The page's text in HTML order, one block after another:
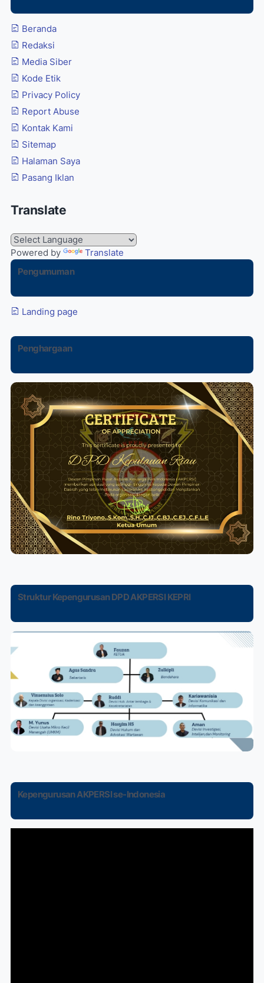
Beranda
Redaksi
Media Siber
Kode Etik
Privacy Policy
Report Abuse
Kontak Kami
Sitemap
Halaman Saya
Pasang Iklan
Translate
Powered by
Translate
Pengumuman
Landing page
Penghargaan
Struktur Kepengurusan DPD AKPERSI KEPRI
Kepengurusan AKPERSI se-Indonesia